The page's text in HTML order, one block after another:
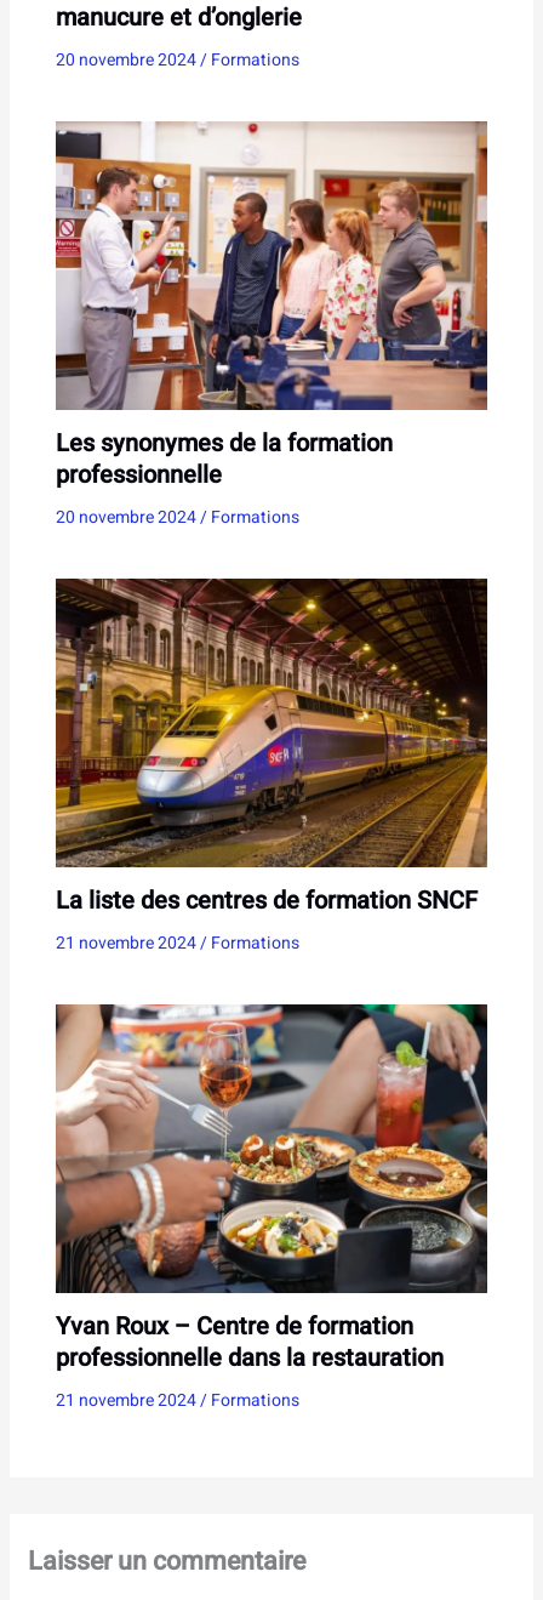
manucure et d’onglerie
20 novembre 2024/Formations
Les synonymes de la formation
professionnelle
20 novembre 2024/Formations
La liste des centres de formation SNCF
21 novembre 2024/Formations
Yvan Roux – Centre de formation
professionnelle dans la restauration
21 novembre 2024/Formations
Laisser un commentaire